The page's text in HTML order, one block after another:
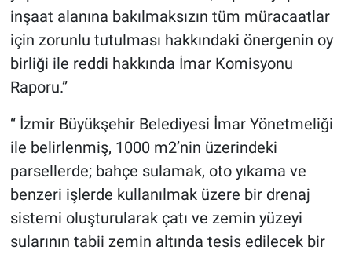
inşaat alanına bakılmaksızın tüm müracaatlar
için zorunlu tutulması hakkındaki önergenin oy
birliği ile reddi hakkında İmar Komisyonu
Raporu.”
“ İzmir Büyükşehir Belediyesi İmar Yönetmeliği
ile belirlenmiş, 1000 m2’nin üzerindeki
parsellerde; bahçe sulamak, oto yıkama ve
benzeri işlerde kullanılmak üzere bir drenaj
sistemi oluşturularak çatı ve zemin yüzeyi
sularının tabii zemin altında tesis edilecek bir